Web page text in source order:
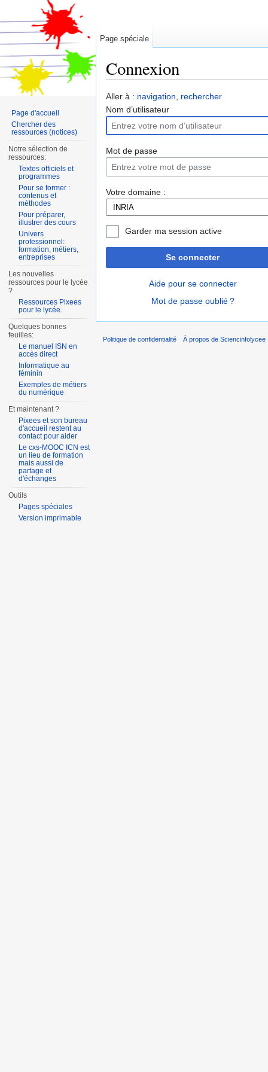
Connexion
Aller à : navigation, rechercher
Nom d’utilisateur
Mot de passe
Votre domaine :
Garder ma session active
Se connecter
Aide pour se connecter
Mot de passe oublié ?
Page spéciale
Page d'accueil
Chercher des
ressources (notices)
Notre sélection de
ressources:
Textes officiels et
programmes
Pour se former :
contenus et
méthodes
Pour préparer,
illustrer des cours
Univers
professionnel:
formation, métiers,
entreprises
Les nouvelles
ressources pour le lycée
?
Ressources Pixees
pour le lycée.
Quelques bonnes
feuilles:
Le manuel ISN en
accès direct
Informatique au
féminin
Exemples de métiers
du numérique
Et maintenant ?
Pixees et son bureau
d'accueil restent au
contact pour aider
Le cxs-MOOC ICN est
un lieu de formation
mais aussi de
partage et
d'échanges
Outils
Pages spéciales
Version imprimable
Politique de confidentialité À propos de Sciencinfolycee